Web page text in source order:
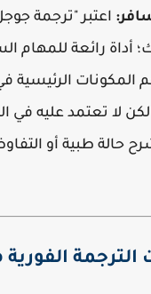
اعتبر "ترجمة
رائعة للمهام
الرئيسية في
تعتمد عليه في
طبية أو
الفورية